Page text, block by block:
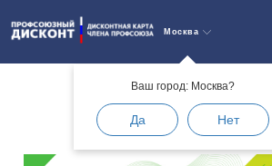
Москва
Ваш город: Москва?
Да Нет